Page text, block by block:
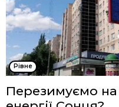
Рівне
Перезимуємо на